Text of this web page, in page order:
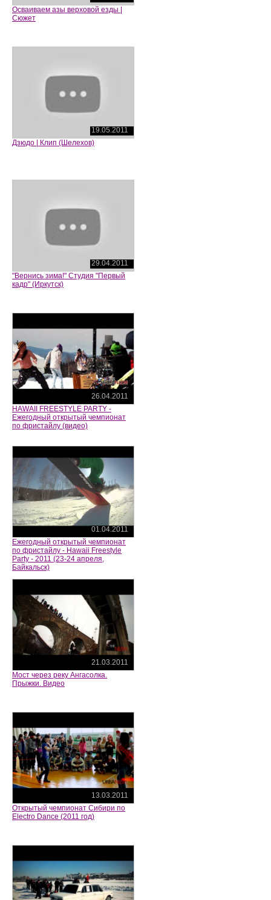
Осваиваем азы верховой езды |
Сюжет
19.05.2011
Дзюдо | Клип (Шелехов)
29.04.2011
"Вернись зима!" Студия "Первый
кадр" (Иркутск)
26.04.2011
HAWAII FREESTYLE PARTY -
Ежегодный открытый чемпионат
по фристайлу (видео)
01.04.2011
Ежегодный открытый чемпионат
по фристайлу - Hawaii Freestyle
Party - 2011 (23-24 апреля,
Байкальск)
21.03.2011
Мост через реку Ангасолка.
Прыжки. Видео
13.03.2011
Открытый чемпионат Сибири по
Electro Dance (2011 год)